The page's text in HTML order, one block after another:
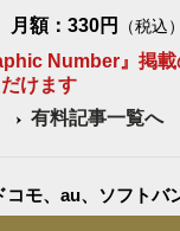
月額：330円 （税込）
Number』掲載
けます
有料記事一覧へ
コモ、au、ソフトバ